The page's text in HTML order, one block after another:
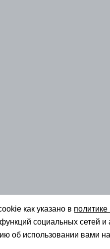
как указано в
социальных сетей
об использовании вами